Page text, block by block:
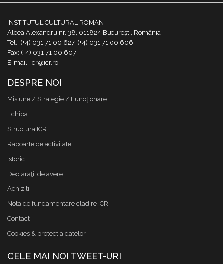
INSTITUTUL CULTURAL ROMÂN
Aleea Alexandru nr. 38, 011824 București, România
Tel.: (+4) 031 71 00 627, (+4) 031 71 00 606
Fax: (+4) 031 71 00 607
E-mail: icr@icr.ro
DESPRE NOI
Misiune / Strategie / Funcţionare
Echipa
Structura ICR
Rapoarte de activitate
Istoric
Declaraţii de avere
Achizitii
Nota de fundamentare cladire ICR
Contact
Cookies & protectia datelor
CELE MAI NOI TWEET-URI